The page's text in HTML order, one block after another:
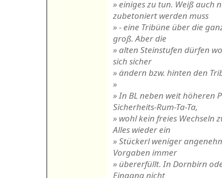
» einiges zu tun. Weiß auch
zubetoniert werden muss
» - eine Tribüne über die
groß. Aber die
» alten Steinstufen dürfen
sich sicher
» ändern bzw. hinten den
»
» In BL neben weit höheren
Sicherheits-Rum-Ta-Ta,
» wohl kein freies Wechseln
Alles wieder ein
» Stückerl weniger
Vorgaben immer
» übererfüllt. In Dornbirn
Eingang nicht